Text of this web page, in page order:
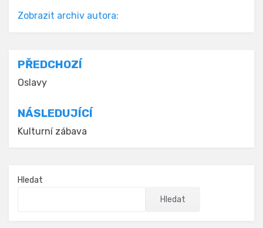
Zobrazit archiv autora:
Navigace
pro
příspěvek
PŘEDCHOZÍ
Oslavy
NÁSLEDUJÍCÍ
Kulturní zábava
Hledat
Hledat